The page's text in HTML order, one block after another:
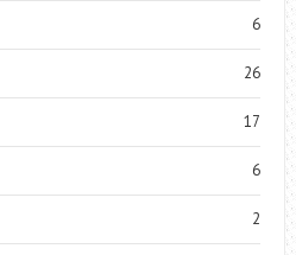
6
26
17
6
2